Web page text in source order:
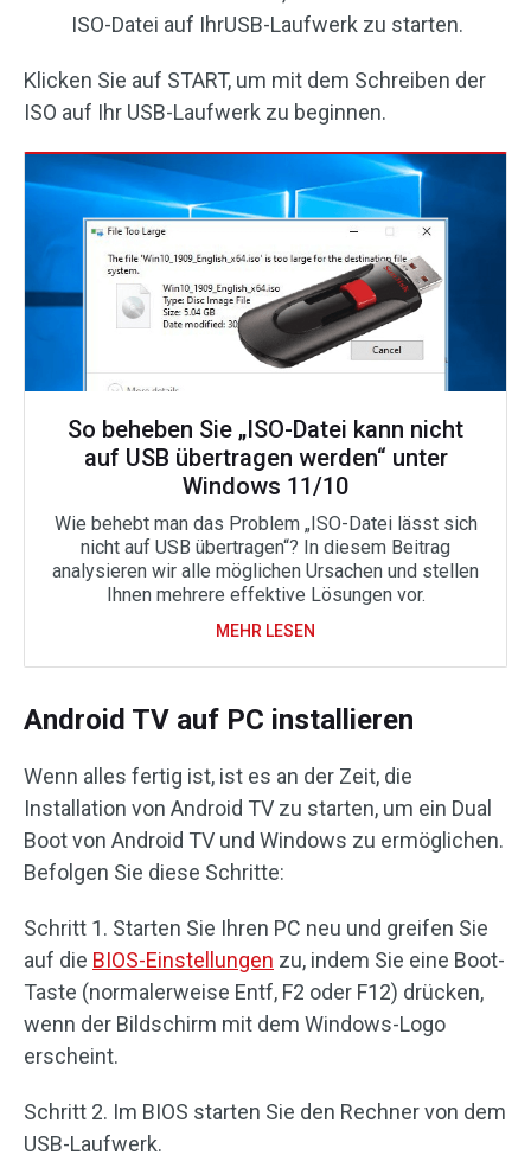
ISO-Datei auf IhrUSB-Laufwerk zu starten.
Klicken Sie auf START, um mit dem Schreiben der
ISO auf Ihr USB-Laufwerk zu beginnen.
So beheben Sie „ISO-Datei kann nicht
auf USB übertragen werden“ unter
Windows 11/10
Wie behebt man das Problem „ISO-Datei lässt sich
nicht auf USB übertragen“? In diesem Beitrag
analysieren wir alle möglichen Ursachen und stellen
Ihnen mehrere effektive Lösungen vor.
MEHR LESEN
Android TV auf PC installieren
Wenn alles fertig ist, ist es an der Zeit, die
Installation von Android TV zu starten, um ein Dual
Boot von Android TV und Windows zu ermöglichen.
Befolgen Sie diese Schritte:
Schritt 1. Starten Sie Ihren PC neu und greifen Sie
auf die BIOS-Einstellungen zu, indem Sie eine Boot-
Taste (normalerweise Entf, F2 oder F12) drücken,
wenn der Bildschirm mit dem Windows-Logo
erscheint.
Schritt 2. Im BIOS starten Sie den Rechner von dem
USB-Laufwerk.